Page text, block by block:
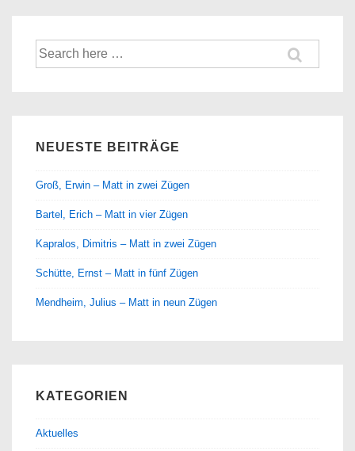
Suche
nach:
NEUESTE BEITRÄGE
Groß, Erwin – Matt in zwei Zügen
Bartel, Erich – Matt in vier Zügen
Kapralos, Dimitris – Matt in zwei Zügen
Schütte, Ernst – Matt in fünf Zügen
Mendheim, Julius – Matt in neun Zügen
KATEGORIEN
Aktuelles